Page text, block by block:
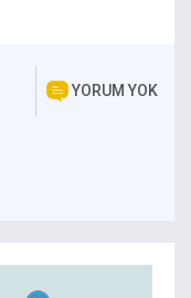
YORUM YOK